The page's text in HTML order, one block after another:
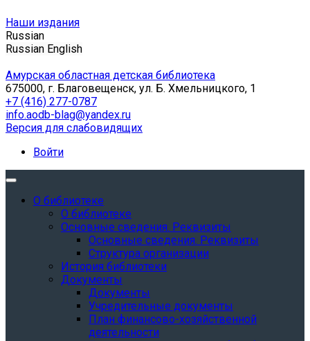
Наши издания
Russian
Russian English
Амурская областная детская библиотека
675000, г. Благовещенск, ул. Б. Хмельницкого, 1
+7 (416) 277-0787
info.aodb-blag@yandex.ru
Версия для слабовидящих
Войти
О библиотеке
О библиотеке
Основные сведения. Реквизиты
Основные сведения. Реквизиты
Структура организации
История библиотеки
Документы
Документы
Учредительные документы
План финансово-хозяйственной
деятельности